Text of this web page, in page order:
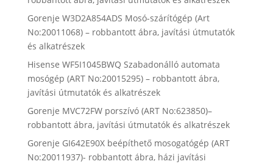
Gorenje W3D2A854ADS Mosó-szárítógép (Art
No:20011068) – robbantott ábra, javítási útmutatók
és alkatrészek
Hisense WF5I1045BWQ Szabadonálló automata
mosógép (ART No:20015295) – robbantott ábra,
javítási útmutatók és alkatrészek
Gorenje MVC72FW porszívó (ART No:623850)–
robbantott ábra, javítási útmutatók és alkatrészek
Gorenje GI642E90X beépíthető mosogatógép (ART
No:20011937)- robbantott ábra, házi javítási